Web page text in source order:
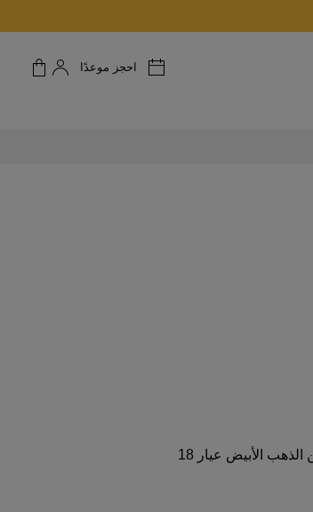
احجز موعدًا
بريمروز ماسي بقطع قلب عتيق من الذهب الأبيض عيار 18